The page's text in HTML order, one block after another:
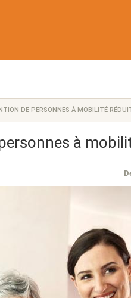
DE PERSONNES À MOBILITÉ
à